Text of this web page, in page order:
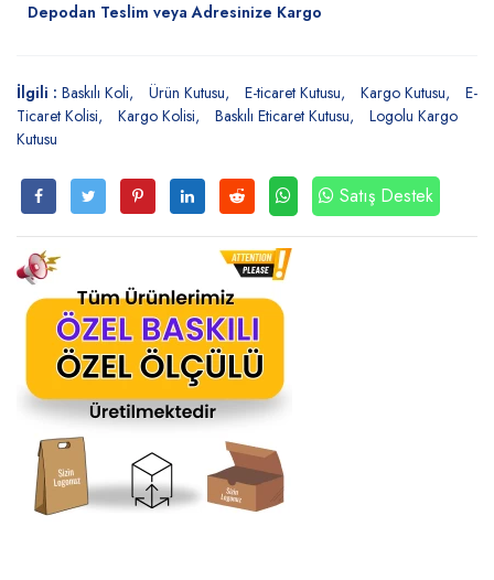
Depodan Teslim veya Adresinize Kargo
İlgili : Baskılı Koli Ürün Kutusu E-ticaret Kutusu Kargo Kutusu
E-
Ticaret Kolisi
Kargo Kolisi Baskılı Eticaret Kutusu
Logolu Kargo
Kutusu
Satış Destek